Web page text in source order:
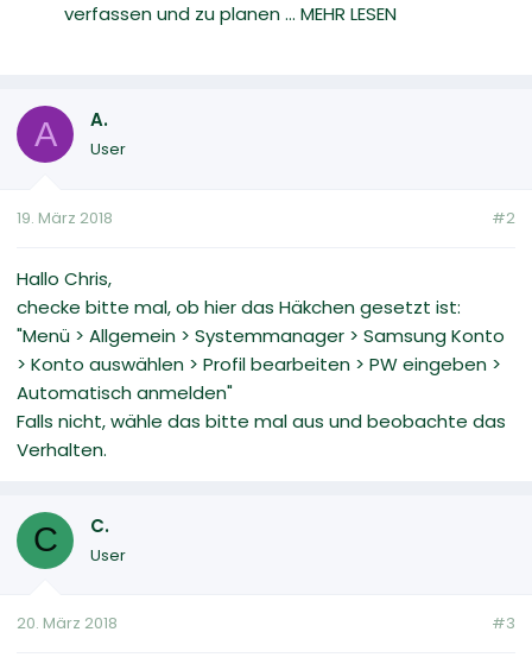
verfassen und zu planen ... MEHR LESEN
A A.
User
19. März 2018 #2
Hallo Chris,
checke bitte mal, ob hier das Häkchen gesetzt ist:
"Menü > Allgemein > Systemmanager > Samsung Konto
> Konto auswählen > Profil bearbeiten > PW eingeben >
Automatisch anmelden"
Falls nicht, wähle das bitte mal aus und beobachte das
Verhalten.
C C.
User
20. März 2018 #3